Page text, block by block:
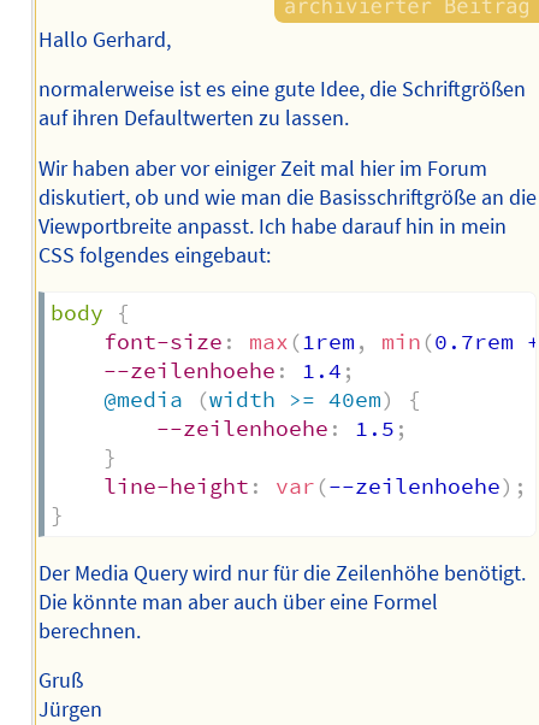
Hallo Gerhard,
normalerweise ist es eine gute Idee, die Schriftgrößen
auf ihren Defaultwerten zu lassen.
Wir haben aber vor einiger Zeit mal hier im Forum
diskutiert, ob und wie man die Basisschriftgröße an die
Viewportbreite anpasst. Ich habe darauf hin in mein
CSS folgendes eingebaut:
body
{
font-size : max (1rem , min (0.7rem
--zeilenhoehe : 1.4 ;
@media
(width >= 40em)
{
--zeilenhoehe : 1.5 ;
}
line-height : var (--zeilenhoehe) ;
}
Der Media Query wird nur für die Zeilenhöhe benötigt.
Die könnte man aber auch über eine Formel
berechnen.
Gruß
Jürgen